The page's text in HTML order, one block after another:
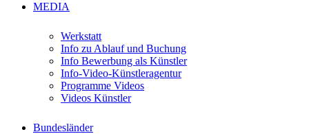
MEDIA
Werkstatt
Info zu Ablauf und Buchung
Info Bewerbung als Künstler
Info-Video-Künstleragentur
Programme Videos
Videos Künstler
Bundesländer